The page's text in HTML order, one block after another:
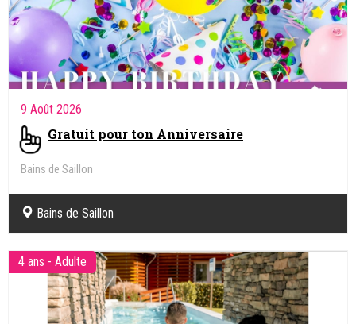
9 Août 2026
Gratuit pour ton Anniversaire
Bains de Saillon
Bains de Saillon
4 ans - Adulte